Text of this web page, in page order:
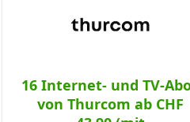
16 Internet- und TV-
von Thurcom ab CHF